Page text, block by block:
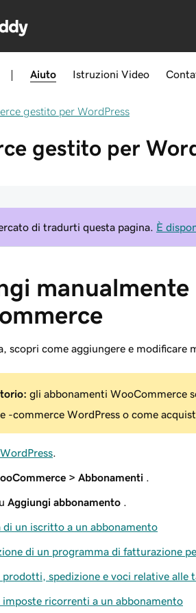
Aiuto Istruzioni Video
gestito per WordPress
gestito per
di tradurti questa pagina. È
scopri come aggiungere e modificare
gli abbonamenti WooCommerce
-commerce WordPress o come
> Abbonamenti
Aggiungi abbonamento
di un iscritto a un abbonamento
di un programma di fatturazione
prodotti, spedizione e voci relative alle
imposte ricorrenti a un abbonamento